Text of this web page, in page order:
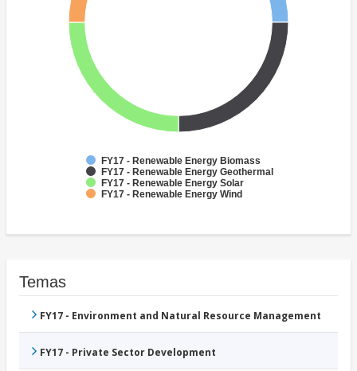
FY17 - Renewable Energy Biomass
FY17 - Renewable Energy Geothermal
FY17 - Renewable Energy Solar
FY17 - Renewable Energy Wind
Temas
FY17 - Environment and Natural Resource Management
FY17 - Private Sector Development